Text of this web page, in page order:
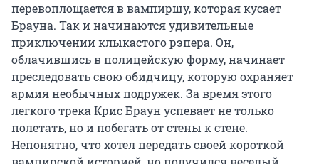
перевоплощается в вампиршу, которая кусает
Брауна. Так и начинаются удивительные
приключении клыкастого рэпера. Он,
облачившись в полицейскую форму, начинает
преследовать свою обидчицу, которую охраняет
армия необычных подружек. За время этого
легкого трека Крис Браун успевает не только
полетать, но и побегать от стены к стене.
Непонятно, что хотел передать своей короткой